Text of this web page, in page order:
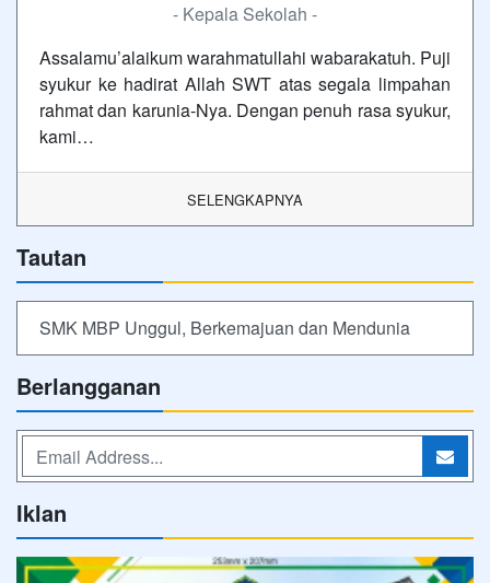
- Kepala Sekolah -
Assalamu’alaikum warahmatullahi wabarakatuh. Puji
syukur ke hadirat Allah SWT atas segala limpahan
rahmat dan karunia-Nya. Dengan penuh rasa syukur,
kami…
SELENGKAPNYA
Tautan
SMK MBP Unggul, Berkemajuan dan Mendunia
Berlangganan
Iklan